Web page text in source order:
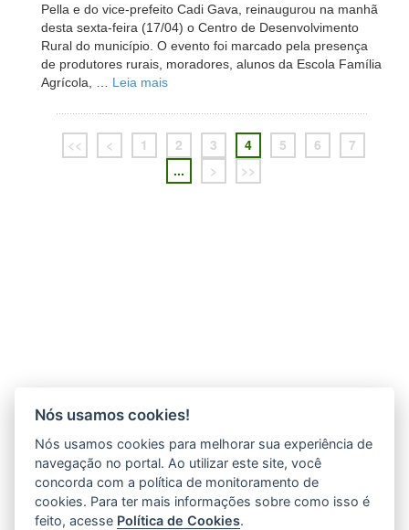
Pella e do vice-prefeito Cadi Gava, reinaugurou na manhã
desta sexta-feira (17/04) o Centro de Desenvolvimento
Rural do município. O evento foi marcado pela presença
de produtores rurais, moradores, alunos da Escola Família
Agrícola, … Leia mais
<< < 1 2 3 4 5 6
7
...
> >>
Nós usamos cookies!
Nós usamos cookies para melhorar sua experiência de
navegação no portal. Ao utilizar este site, você
concorda com a política de monitoramento de
cookies. Para ter mais informações sobre como isso é
feito, acesse Política de Cookies.